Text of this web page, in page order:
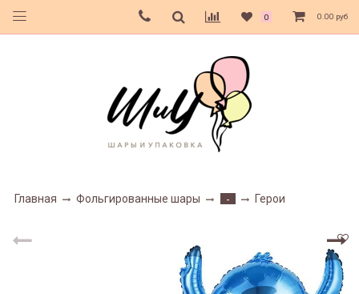
0 0.00 руб
Главная Фольгированные шары - Герои